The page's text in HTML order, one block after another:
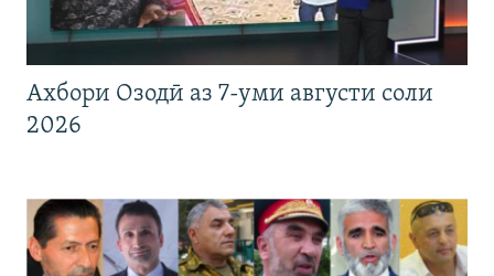
Ахбори Озодӣ аз 7-уми августи соли
2026